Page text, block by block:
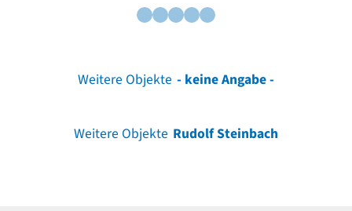
Weitere Objekte - keine Angabe -
Weitere Objekte Rudolf Steinbach